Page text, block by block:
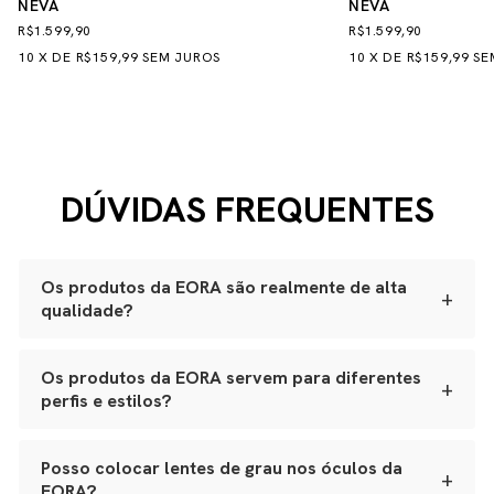
NEVA
R$1.599,90
10 XDE R$159,99 SEM JUROS
NEVA
R$1.599,90
10 XDE R$159,99
DÚVIDAS FREQUENTES
Os produtos da EORA são realmente de alta
qualidade?
+
artesanalmente em ateliês especializados.
Óculos:acetato Mazzucchelli italiano, lentes ZEISS
Bolsas e leather goods:couro natural selecionado,
estrutura reforçada e metais de alta qualidade.
Os produtos da EORA servem para diferentes
perfis e estilos?
+
rosto, e nossos leather goods possuem tamanhos
versáteis, da bolsa de festa ao porta-joias de viagem.
Posso colocar lentes de grau nos óculos da
+